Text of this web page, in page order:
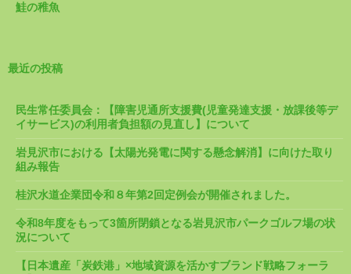
鮭の稚魚
最近の投稿
民生常任委員会：【障害児通所支援費(児童発達支援・放課後等デ
イサービス)の利用者負担額の見直し】について
岩見沢市における【太陽光発電に関する懸念解消】に向けた取り
組み報告
桂沢水道企業団令和８年第2回定例会が開催されました。
令和8年度をもって3箇所閉鎖となる岩見沢市パークゴルフ場の状
況について
【日本遺産「炭鉄港」×地域資源を活かすブランド戦略フォーラ